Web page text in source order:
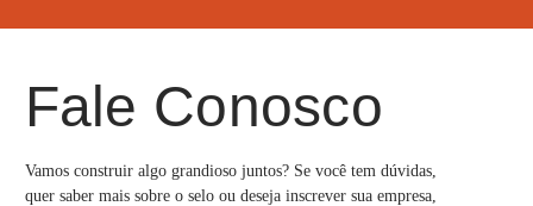
Fale Conosco
Vamos construir algo grandioso juntos? Se você tem dúvidas,
quer saber mais sobre o selo ou deseja inscrever sua empresa,